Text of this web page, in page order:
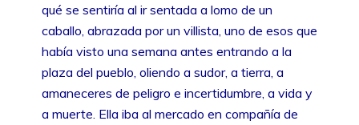
qué se sentiría al ir sentada a lomo de un
caballo, abrazada por un villista, uno de esos que
había visto una semana antes entrando a la
plaza del pueblo, oliendo a sudor, a tierra, a
amaneceres de peligro e incertidumbre, a vida y
a muerte. Ella iba al mercado en compañía de